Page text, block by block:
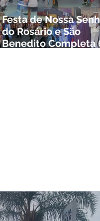
Festa de Nossa
do Rosário e São
Benedito Completa